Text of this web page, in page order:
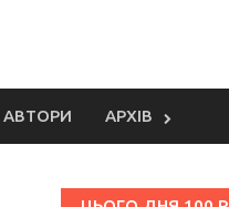
АВТОРИ АРХІВ